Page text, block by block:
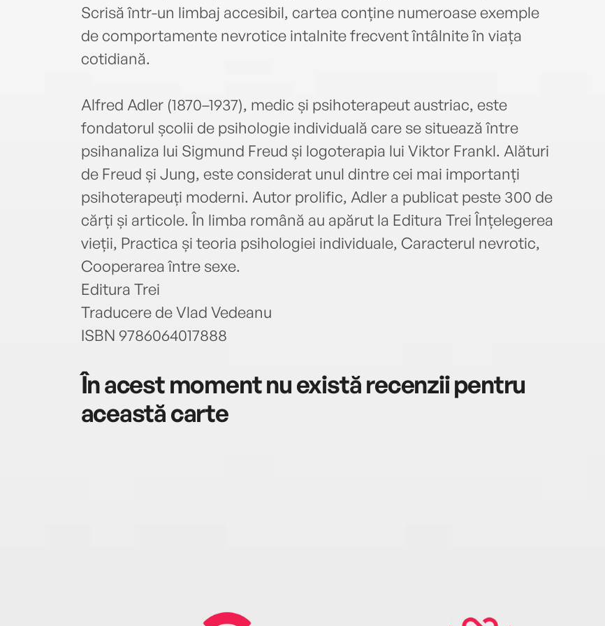
Scrisă într-un limbaj accesibil, cartea conține numeroase exemple
de comportamente nevrotice intalnite frecvent întâlnite în viața
cotidiană.
Alfred Adler (1870–1937), medic și psihoterapeut austriac, este
fondatorul școlii de psihologie individuală care se situează între
psihanaliza lui Sigmund Freud și logoterapia lui Viktor Frankl. Alături
de Freud și Jung, este considerat unul dintre cei mai importanți
psihoterapeuți moderni. Autor prolific, Adler a publicat peste 300 de
cărți și articole. În limba română au apărut la Editura Trei Înțelegerea
vieții, Practica și teoria psihologiei individuale, Caracterul nevrotic,
Cooperarea între sexe.
Editura Trei
Traducere de Vlad Vedeanu
ISBN 9786064017888
În acest moment nu există recenzii pentru
această carte